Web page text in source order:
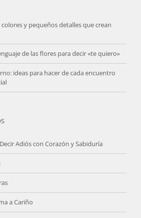
y pequeños detalles que crean
de las flores para decir «te quiero»
ideas para hacer de cada encuentro
Adiós con Corazón y Sabiduría
a Cariño